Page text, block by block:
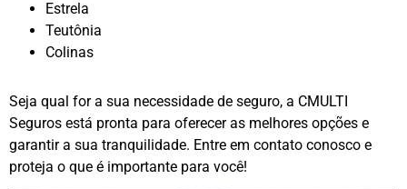
Estrela
Teutônia
Colinas
Seja qual for a sua necessidade de seguro, a CMULTI
Seguros está pronta para oferecer as melhores opções e
garantir a sua tranquilidade. Entre em contato conosco e
proteja o que é importante para você!